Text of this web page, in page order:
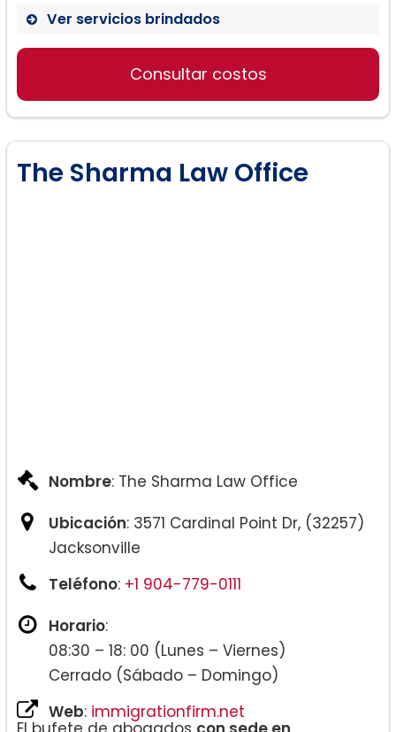
Ver servicios brindados
Ciudadanía:
Problemas legales:
Consultar costos
The Sharma Law Office
Nombre: The Sharma Law Office
Ubicación: 3571 Cardinal Point Dr, (32257)
Jacksonville
Teléfono: +1 904-779-0111
Horario:
08:30 – 18: 00 (Lunes – Viernes)
Cerrado (Sábado – Domingo)
Web: immigrationfirm.net